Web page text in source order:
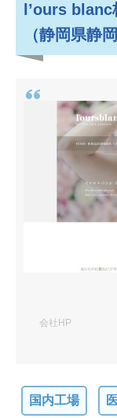
l’ours blanc
（静岡県静岡
会社HP
国内工場